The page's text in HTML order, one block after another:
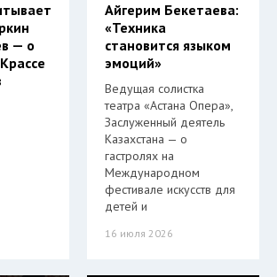
— о
Айгерим Бекетаева:
«Техника
становится языком
эмоций»
Ведущая солистка
театра «Астана Опера»,
Заслуженный деятель
Казахстана — о
гастролях на
Международном
фестивале искусств для
детей и
16 июля 2026